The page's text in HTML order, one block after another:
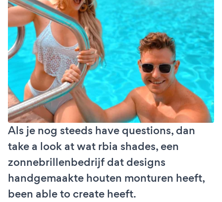
Als je nog steeds have questions, dan
take a look at wat rbia shades, een
zonnebrillenbedrijf dat designs
handgemaakte houten monturen heeft,
been able to create heeft.